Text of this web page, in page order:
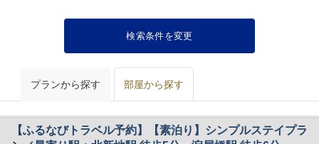
検索条件を変更
プランから探す 部屋から探す
【ふるなびトラベル予約】【素泊り】シンプルステイプラ